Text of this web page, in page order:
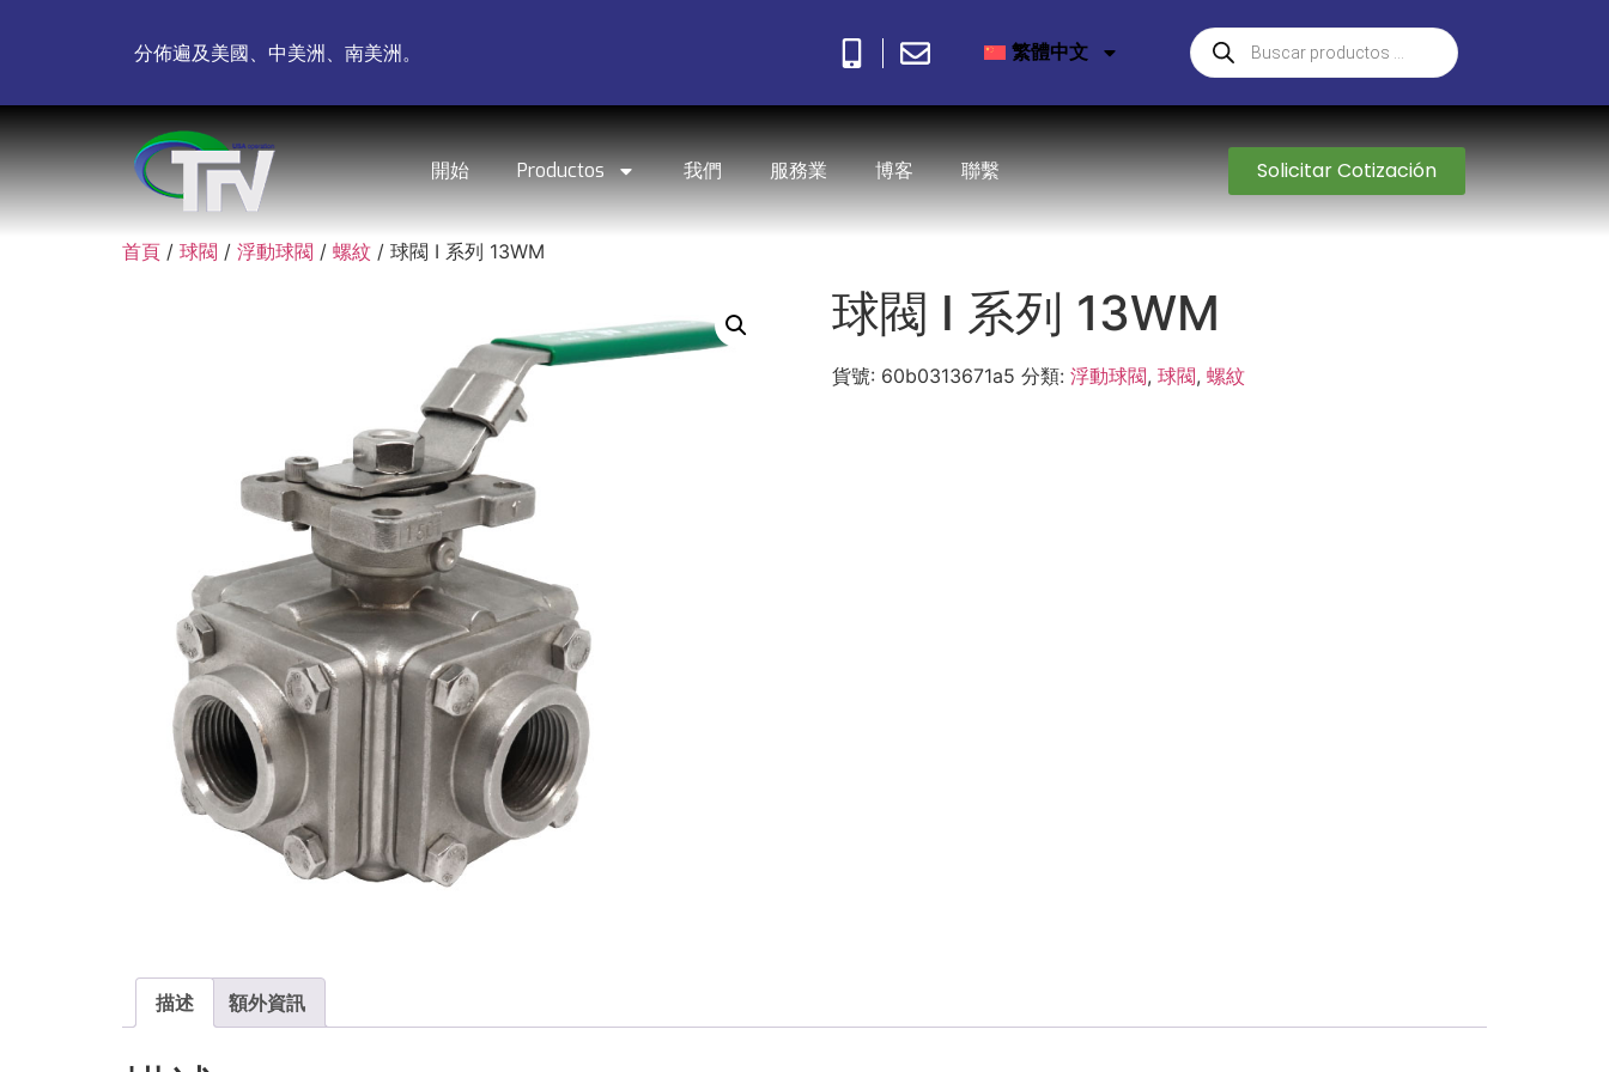
分佈遍及美國、中美洲、南美洲。 繁體中文
開始 Productos 我們 服務業 博客 聯繫 Solicitar Cotización
首頁 / 球閥 / 浮動球閥 / 螺紋 / 球閥 I 系列 13WM
球閥 I 系列 13WM
貨號: 60b0313671a5 分類: 浮動球閥, 球閥, 螺紋
描述 額外資訊